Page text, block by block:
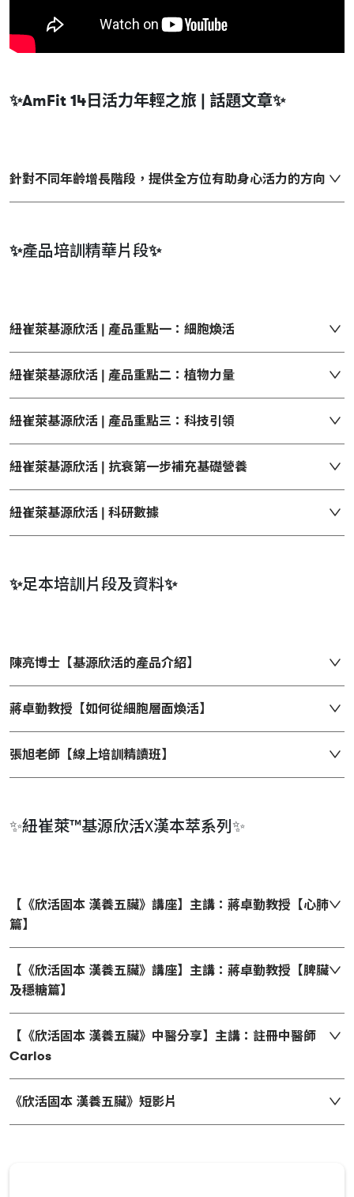
✨AmFit 14日活力年輕之旅 | 話題文章✨
針對不同年齡增長階段，提供全方位有助身心活力的方向
✨產品培訓精華片段✨
紐崔萊基源欣活 | 產品重點一：細胞煥活
紐崔萊基源欣活 | 產品重點二：植物力量
紐崔萊基源欣活 | 產品重點三：科技引領
紐崔萊基源欣活 | 抗衰第一步補充基礎營養
紐崔萊基源欣活 | 科研數據
✨足本培訓片段及資料✨
陳亮博士【基源欣活的產品介紹】
蔣卓勤教授【如何從細胞層面煥活】
張旭老師【線上培訓精讀班】
✨紐崔萊™基源欣活X漢本萃系列✨
【《欣活固本 漢養五臟》講座】主講：蔣卓勤教授【心肺
篇】
【《欣活固本 漢養五臟》講座】主講：蔣卓勤教授【脾臟
及穩糖篇】
【《欣活固本 漢養五臟》中醫分享】主講：註冊中醫師
Carlos
《欣活固本 漢養五臟》短影片